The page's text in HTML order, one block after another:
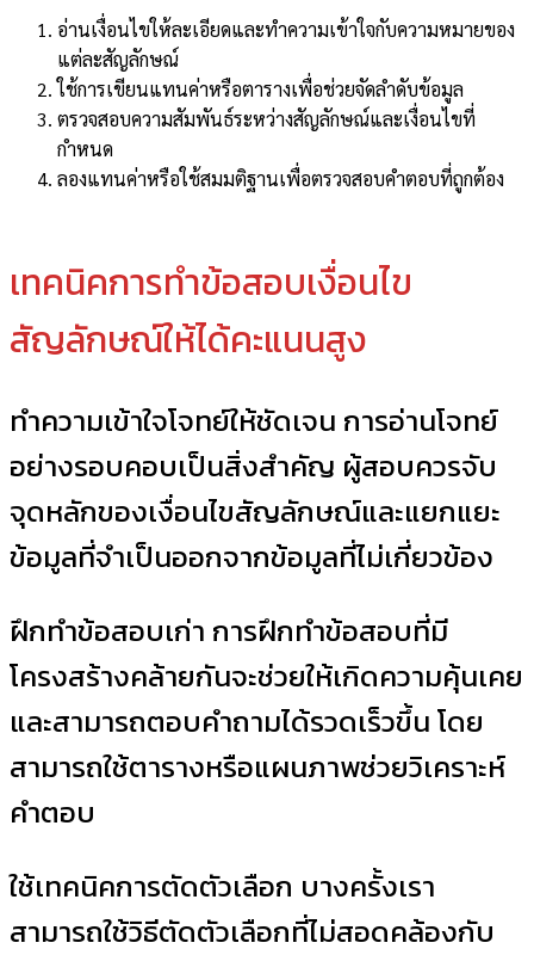
อ่านเงื่อนไขให้ละเอียดและทำความเข้าใจกับความหมายของ
แต่ละสัญลักษณ์
ใช้การเขียนแทนค่าหรือตารางเพื่อช่วยจัดลำดับข้อมูล
ตรวจสอบความสัมพันธ์ระหว่างสัญลักษณ์และเงื่อนไขที่
กำหนด
ลองแทนค่าหรือใช้สมมติฐานเพื่อตรวจสอบคำตอบที่ถูกต้อง
เทคนิคการทำข้อสอบเงื่อนไข
สัญลักษณ์ให้ได้คะแนนสูง
ทำความเข้าใจโจทย์ให้ชัดเจน การอ่านโจทย์
อย่างรอบคอบเป็นสิ่งสำคัญ ผู้สอบควรจับ
จุดหลักของเงื่อนไขสัญลักษณ์และแยกแยะ
ข้อมูลที่จำเป็นออกจากข้อมูลที่ไม่เกี่ยวข้อง
ฝึกทำข้อสอบเก่า การฝึกทำข้อสอบที่มี
โครงสร้างคล้ายกันจะช่วยให้เกิดความคุ้นเคย
และสามารถตอบคำถามได้รวดเร็วขึ้น โดย
สามารถใช้ตารางหรือแผนภาพช่วยวิเคราะห์
คำตอบ
ใช้เทคนิคการตัดตัวเลือก บางครั้งเรา
สามารถใช้วิธีตัดตัวเลือกที่ไม่สอดคล้องกับ